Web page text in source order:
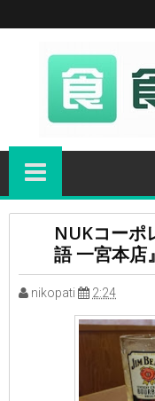
NUKコーポ
語 一宮本店
nikopati 2:24